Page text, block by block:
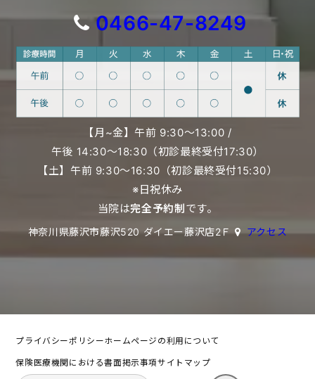
0466-47-8249
【月~金】午前 9:30〜13:00 /
午後 14:30〜18:30（初診最終受付17:30）
【土】午前 9:30〜16:30（初診最終受付15:30）
※日祝休み
当院は完全予約制です。
神奈川県藤沢市藤沢520 ダイエー藤沢店2Ｆ アクセス
プライバシーポリシーホームページの利用について
保険医療機関における書面掲示事項サイトマップ